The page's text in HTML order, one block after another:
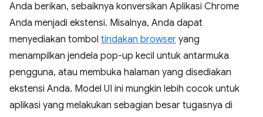
Anda berikan, sebaiknya konversikan Aplikasi Chrome
Anda menjadi ekstensi. Misalnya, Anda dapat
menyediakan tombol tindakan browser yang
menampilkan jendela pop-up kecil untuk antarmuka
pengguna, atau membuka halaman yang disediakan
ekstensi Anda. Model UI ini mungkin lebih cocok untuk
aplikasi yang melakukan sebagian besar tugasnya di